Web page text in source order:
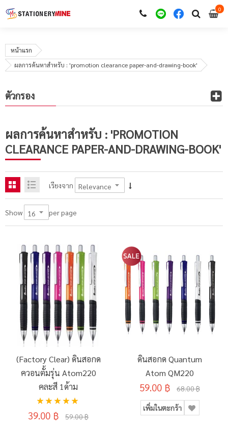
00
หน้าแรก
ผลการค้นหาสำหรับ : 'promotion clearance paper-and-drawing-book'
ผลการค้นหาสำหรับ : 'PROMOTION
CLEARANCE PAPER-AND-DRAWING-BOOK'
เรียงจาก
Show per page
(Factory Clear) ดินสอกด
ควอนตั้มรุ่น Atom220
คละสี 1ด้าม
อันดับ:
100%
39.00 ฿ 59.00 ฿
ดินสอกด Quantum
Atom QM220
59.00 ฿ 68.00 ฿
เพิ่มในตะกร้า
ตัวกรอง